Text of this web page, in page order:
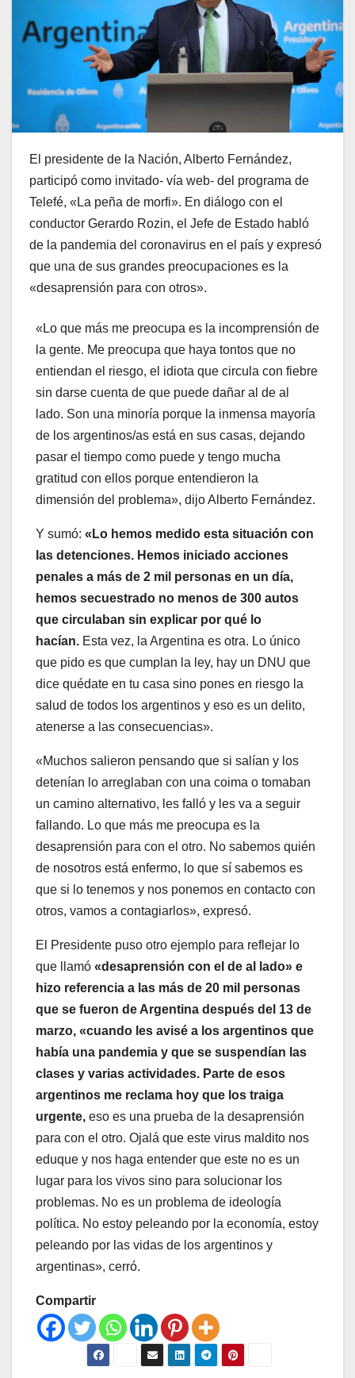
El presidente de la Nación, Alberto Fernández,
participó como invitado- vía web- del programa de
Telefé, «La peña de morfi». En diálogo con el
conductor Gerardo Rozin, el Jefe de Estado habló
de la pandemia del coronavirus en el país y expresó
que una de sus grandes preocupaciones es la
«desaprensión para con otros».
«Lo que más me preocupa es la incomprensión de
la gente. Me preocupa que haya tontos que no
entiendan el riesgo, el idiota que circula con fiebre
sin darse cuenta de que puede dañar al de al
lado. Son una minoría porque la inmensa mayoría
de los argentinos/as está en sus casas, dejando
pasar el tiempo como puede y tengo mucha
gratitud con ellos porque entendieron la
dimensión del problema», dijo Alberto Fernández.
Y sumó: «Lo hemos medido esta situación con
las detenciones. Hemos iniciado acciones
penales a más de 2 mil personas en un día,
hemos secuestrado no menos de 300 autos
que circulaban sin explicar por qué lo
hacían. Esta vez, la Argentina es otra. Lo único
que pido es que cumplan la ley, hay un DNU que
dice quédate en tu casa sino pones en riesgo la
salud de todos los argentinos y eso es un delito,
atenerse a las consecuencias».
«Muchos salieron pensando que si salían y los
detenían lo arreglaban con una coima o tomaban
un camino alternativo, les falló y les va a seguir
fallando. Lo que más me preocupa es la
desaprensión para con el otro. No sabemos quién
de nosotros está enfermo, lo que sí sabemos es
que si lo tenemos y nos ponemos en contacto con
otros, vamos a contagiarlos», expresó.
El Presidente puso otro ejemplo para reflejar lo
que llamó «desaprensión con el de al lado» e
hizo referencia a las más de 20 mil personas
que se fueron de Argentina después del 13 de
marzo, «cuando les avisé a los argentinos que
había una pandemia y que se suspendían las
clases y varias actividades. Parte de esos
argentinos me reclama hoy que los traiga
urgente, eso es una prueba de la desaprensión
para con el otro. Ojalá que este virus maldito nos
eduque y nos haga entender que este no es un
lugar para los vivos sino para solucionar los
problemas. No es un problema de ideología
política. No estoy peleando por la economía, estoy
peleando por las vidas de los argentinos y
argentinas», cerró.
Compartir